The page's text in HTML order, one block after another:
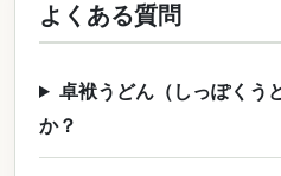
よくある質問
卓袱うどん（しっぽくう
か？